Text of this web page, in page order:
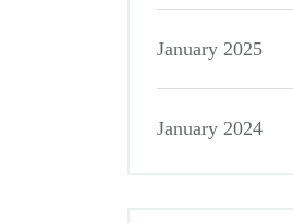
January 2025
January 2024